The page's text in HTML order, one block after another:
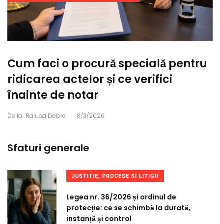
Cum faci o procură specială pentru
ridicarea actelor și ce verifici
înainte de notar
De la Raluca Dobre . 8/3/2026
Sfaturi generale
JUSTITIE, PROCESE SI LITIGII
Legea nr. 36/2026 și ordinul de
protecție: ce se schimbă la durată,
instanță și control